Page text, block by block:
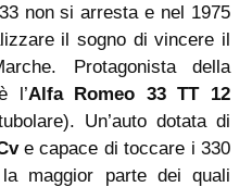
non si arresta e nel 1975
il sogno di vincere il
Protagonista della
l’Alfa Romeo 33 TT 12
Un’auto dotata di
e capace di toccare i 330
maggior parte dei quali